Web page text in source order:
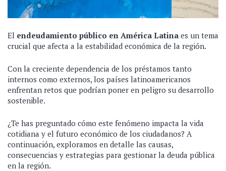
El endeudamiento público en América Latina es un tema
crucial que afecta a la estabilidad económica de la región.
Con la creciente dependencia de los préstamos tanto
internos como externos, los países latinoamericanos
enfrentan retos que podrían poner en peligro su desarrollo
sostenible.
¿Te has preguntado cómo este fenómeno impacta la vida
cotidiana y el futuro económico de los ciudadanos? A
continuación, exploramos en detalle las causas,
consecuencias y estrategias para gestionar la deuda pública
en la región.